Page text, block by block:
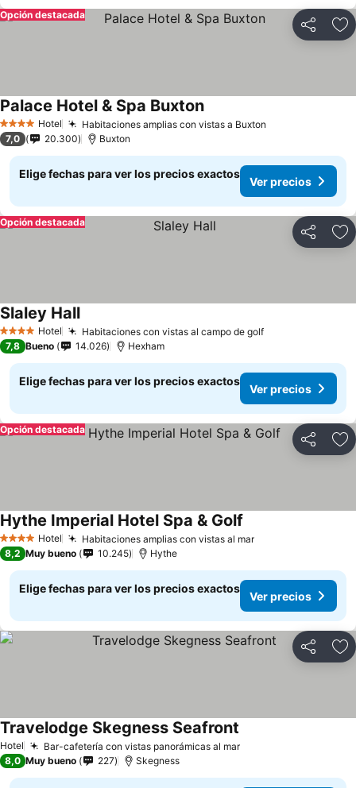
Compartir
Opción destacada
4 EstrellasHotel Habitaciones amplias con vistas a Buxton
Palace Hotel & Spa Buxton
7,0 20.300 Buxton
Elige fechas para ver los precios exactos
Ver precios
Compartir
Opción destacada
4 EstrellasHotel Habitaciones con vistas al campo de golf
Slaley Hall
7,8 Bueno 14.026 Hexham
Elige fechas para ver los precios exactos
Ver precios
Compartir
Opción destacada
4 EstrellasHotel Habitaciones amplias con vistas al mar
Hythe Imperial Hotel Spa & Golf
8,2 Muy bueno 10.245 Hythe
Elige fechas para ver los precios exactos
Ver precios
Compartir
Hotel Bar-cafetería con vistas panorámicas al mar
Travelodge Skegness Seafront
8,0 Muy bueno 227 Skegness